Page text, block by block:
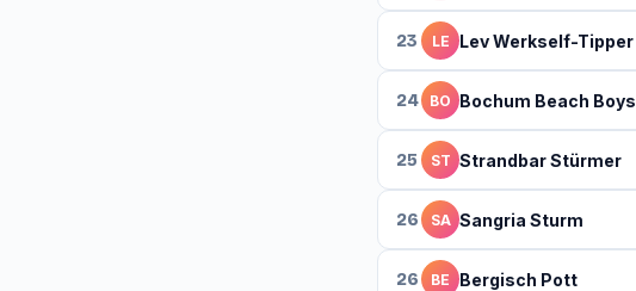
23 LE Lev Werkself-Tipper
24 BO Bochum Beach Boys
25 ST Strandbar Stürmer
26 SA Sangria Sturm
26 BE Bergisch Pott